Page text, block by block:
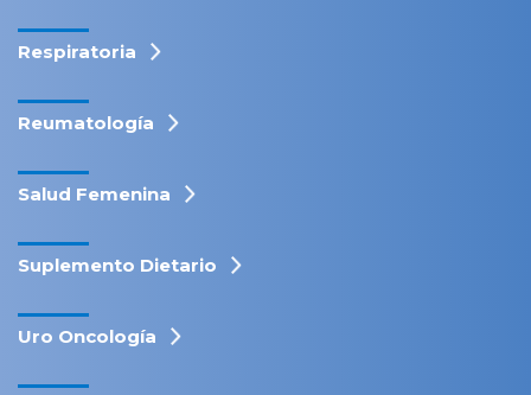
Respiratoria
Reumatología
Salud Femenina
Suplemento Dietario
Uro Oncología